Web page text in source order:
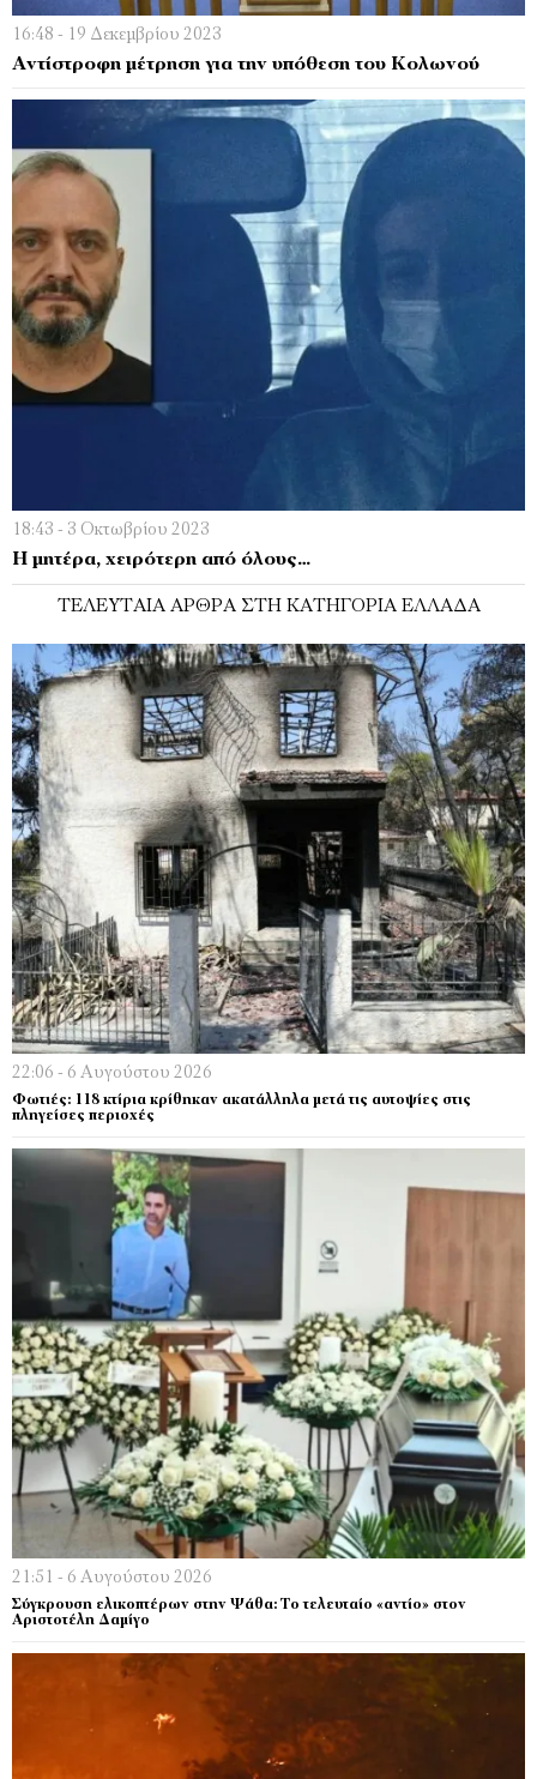
16:48 - 19 Δεκεμβρίου 2023
Αντίστροφη μέτρηση για την υπόθεση του Κολωνού
18:43 - 3 Οκτωβρίου 2023
Η μητέρα, χειρότερη από όλους…
ΤΕΛΕΥΤΑΊΑ ΆΡΘΡΑ ΣΤΗ ΚΑΤΗΓΟΡΊΑ ΕΛΛΆΔΑ
22:06 - 6 Αυγούστου 2026
Φωτιές: 118 κτίρια κρίθηκαν ακατάλληλα μετά τις αυτοψίες στις
πληγείσες περιοχές
21:51 - 6 Αυγούστου 2026
Σύγκρουση ελικοπτέρων στην Ψάθα: Tο τελευταίο «αντίο» στον
Αριστοτέλη Δαμίγο